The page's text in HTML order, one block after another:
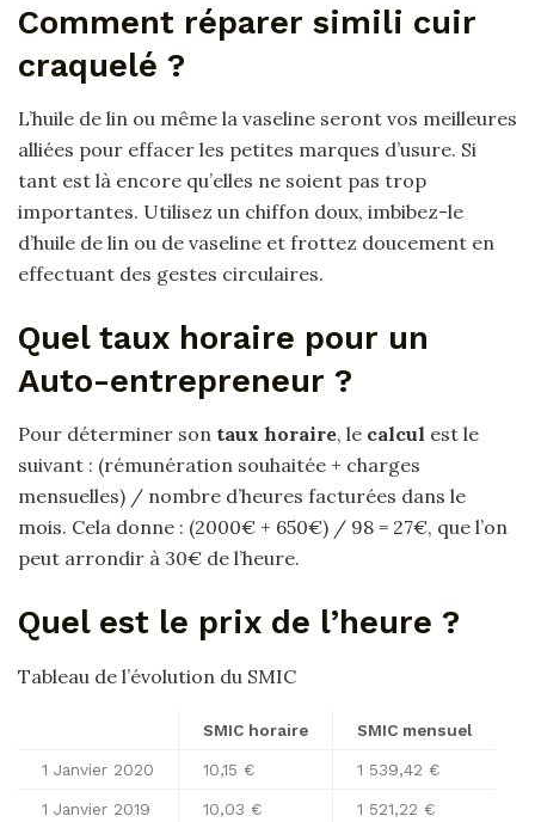
Comment réparer simili cuir
craquelé ?
L’huile de lin ou même la vaseline seront vos meilleures
alliées pour effacer les petites marques d’usure. Si
tant est là encore qu’elles ne soient pas trop
importantes. Utilisez un chiffon doux, imbibez-le
d’huile de lin ou de vaseline et frottez doucement en
effectuant des gestes circulaires.
Quel taux horaire pour un
Auto-entrepreneur ?
Pour déterminer son taux horaire, le calcul est le
suivant : (rémunération souhaitée + charges
mensuelles) / nombre d’heures facturées dans le
mois. Cela donne : (2000€ + 650€) / 98 = 27€, que l’on
peut arrondir à 30€ de l’heure.
Quel est le prix de l’heure ?
Tableau de l’évolution du SMIC
SMIC horaire SMIC mensuel
1 Janvier 2020 10,15 € 1 539,42 €
1 Janvier 2019 10,03 € 1 521,22 €